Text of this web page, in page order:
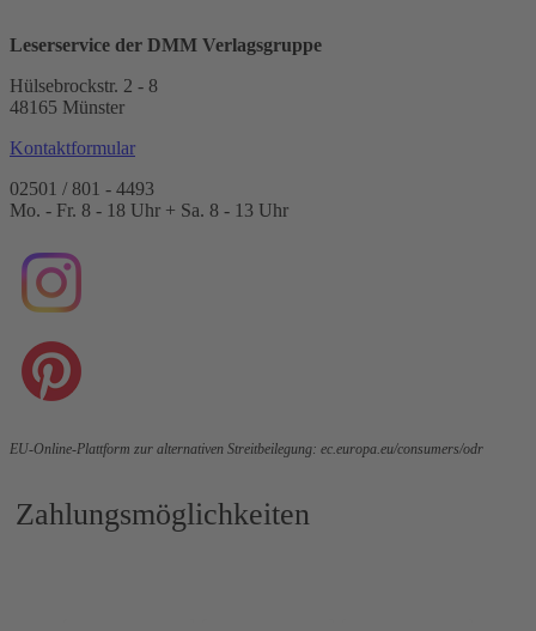
Leserservice der DMM Verlagsgruppe
Hülsebrockstr. 2 - 8
48165 Münster
Kontaktformular
02501 / 801 - 4493
Mo. - Fr. 8 - 18 Uhr + Sa. 8 - 13 Uhr
EU-Online-Plattform zur alternativen Streitbeilegung: ec.europa.eu/consumers/odr
Zahlungsmöglichkeiten